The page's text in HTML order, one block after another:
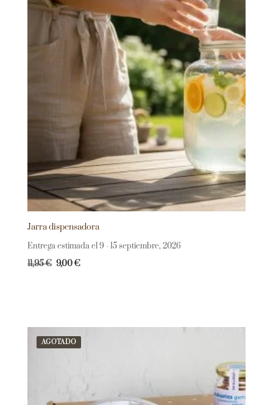
Jarra dispensadora
Entrega estimada el 9 - 15 septiembre, 2026
11,95€ 9,00€
AGOTADO